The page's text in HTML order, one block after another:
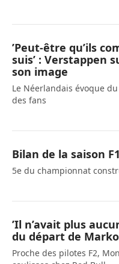
’Peut-être qu’ils
suis’ : Verstappen
son image
Le Néerlandais évoque
des fans
Bilan de la saison
5e du championnat
’Il n’avait plus
du départ de Marko
Proche des pilotes F2,